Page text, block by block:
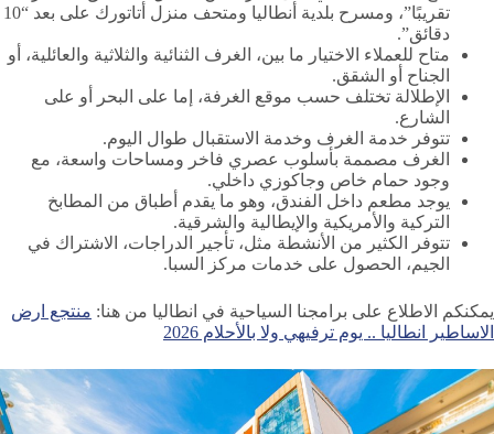
تقريبًا”، ومسرح بلدية أنطاليا ومتحف منزل أتاتورك على بعد “10
دقائق”.
متاح للعملاء الاختيار ما بين، الغرف الثنائية والثلاثية والعائلية، أو
الجناح أو الشقق.
الإطلالة تختلف حسب موقع الغرفة، إما على البحر أو على
الشارع.
تتوفر خدمة الغرف وخدمة الاستقبال طوال اليوم.
الغرف مصممة بأسلوب عصري فاخر ومساحات واسعة، مع
وجود حمام خاص وجاكوزي داخلي.
يوجد مطعم داخل الفندق، وهو ما يقدم أطباق من المطابخ
التركية والأمريكية والإيطالية والشرقية.
تتوفر الكثير من الأنشطة مثل، تأجير الدراجات، الاشتراك في
الجيم، الحصول على خدمات مركز السبا.
يمكنكم الاطلاع على برامجنا السياحية في انطاليا من هنا: منتجع ارض
الاساطير انطاليا .. يوم ترفيهي ولا بالأحلام 2026